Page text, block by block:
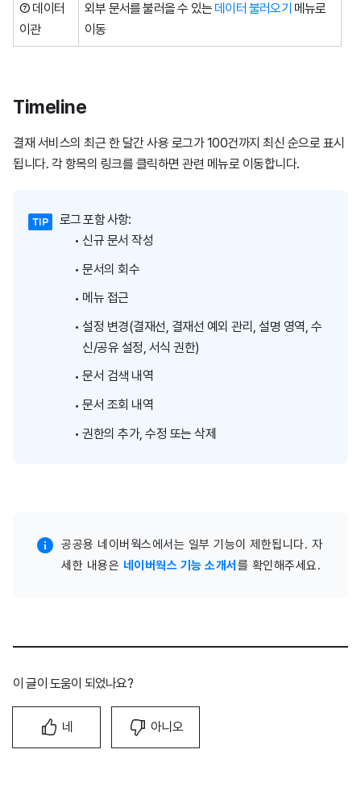
⑦ 데이터
이관
외부 문서를 불러올 수 있는 데이터 불러오기 메뉴로
이동
Timeline
결재 서비스의 최근 한 달간 사용 로그가 100건까지 최신 순으로 표시
됩니다. 각 항목의 링크를 클릭하면 관련 메뉴로 이동합니다.
로그 포함 사항:
신규 문서 작성
문서의 회수
메뉴 접근
설정 변경(결재선, 결재선 예외 관리, 설명 영역, 수
신/공유 설정, 서식 권한)
문서 검색 내역
문서 조회 내역
권한의 추가, 수정 또는 삭제
공공용 네이버웍스에서는 일부 기능이 제한됩니다. 자
세한 내용은 네이버웍스 기능 소개서 를 확인해주세요.
이 글이 도움이 되었나요?
네 아니오